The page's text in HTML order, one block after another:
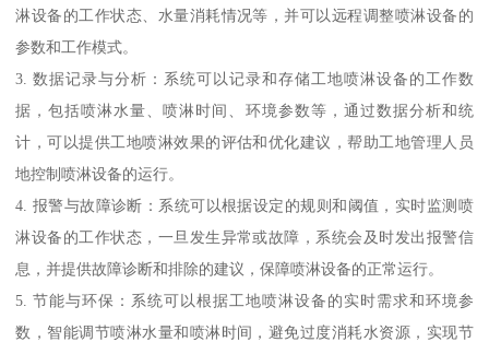
淋设备的工作状态、水量消耗情况等，并可以远程调整喷淋设备的
参数和工作模式。
3. 数据记录与分析：系统可以记录和存储工地喷淋设备的工作数
据，包括喷淋水量、喷淋时间、环境参数等，通过数据分析和统
计，可以提供工地喷淋效果的评估和优化建议，帮助工地管理人员
地控制喷淋设备的运行。
4. 报警与故障诊断：系统可以根据设定的规则和阈值，实时监测喷
淋设备的工作状态，一旦发生异常或故障，系统会及时发出报警信
息，并提供故障诊断和排除的建议，保障喷淋设备的正常运行。
5. 节能与环保：系统可以根据工地喷淋设备的实时需求和环境参
数，智能调节喷淋水量和喷淋时间，避免过度消耗水资源，实现节